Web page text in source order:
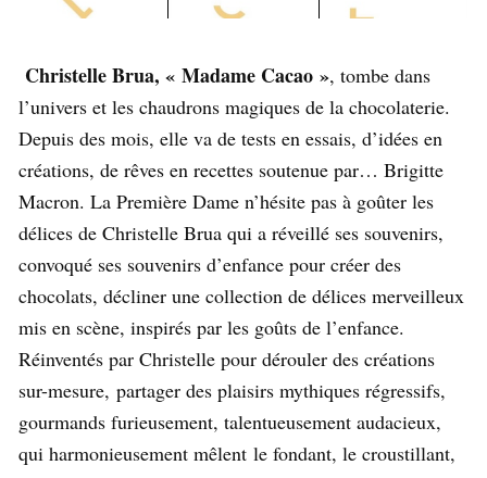
Christelle Brua, « Madame Cacao », tombe dans
l’univers et les chaudrons magiques de la chocolaterie.
Depuis des mois, elle va de tests en essais, d’idées en
créations, de rêves en recettes soutenue par… Brigitte
Macron. La Première Dame n’hésite pas à goûter les
délices de Christelle Brua qui a réveillé ses souvenirs,
convoqué ses souvenirs d’enfance pour créer des
chocolats, décliner une collection de délices merveilleux
mis en scène, inspirés par les goûts de l’enfance.
Réinventés par Christelle pour dérouler des créations
sur-mesure, partager des plaisirs mythiques régressifs,
gourmands furieusement, talentueusement audacieux,
qui harmonieusement mêlent le fondant, le croustillant,